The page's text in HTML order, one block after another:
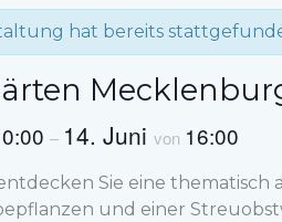
hat bereits
– 14. Juni von 16:00
Sie eine
und einer